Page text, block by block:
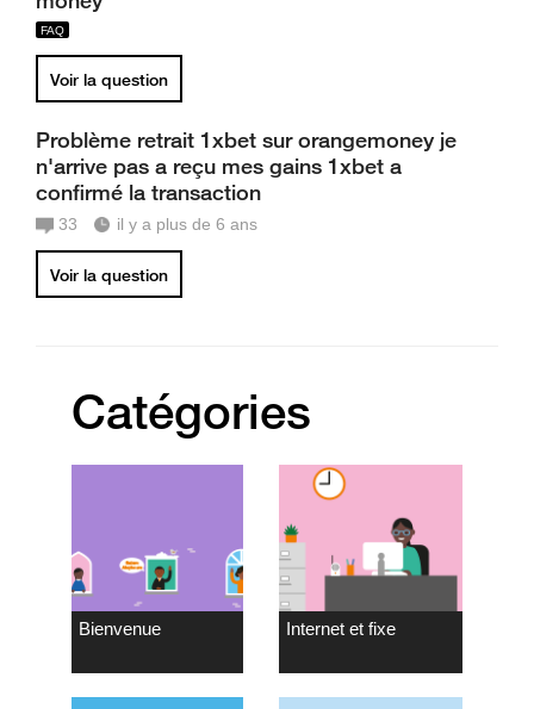
Voir la question
Problème retrait 1xbet sur orangemoney je
n'arrive pas a reçu mes gains 1xbet a
confirmé la transaction
33 il y a plus de 6 ans
Voir la question
Catégories
Bienvenue Internet et fixe